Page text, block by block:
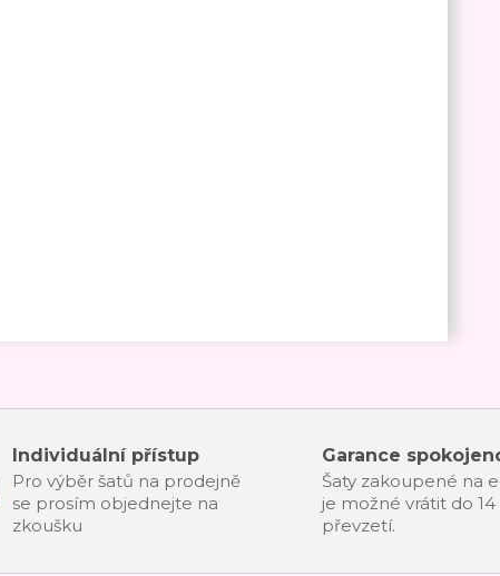
Individuální přístup
Pro výběr šatů na prodejně
se prosím objednejte na
zkoušku
Garance
Šaty zakoupené na
je možné vrátit do
převzetí.